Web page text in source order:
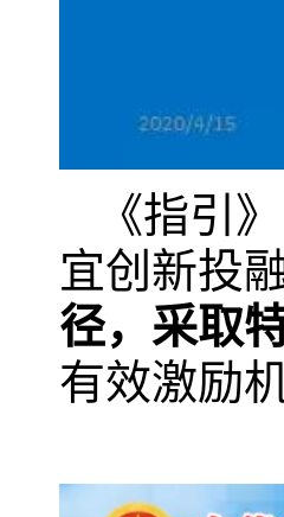
《指引
宜创新投
径，采取
有效激励